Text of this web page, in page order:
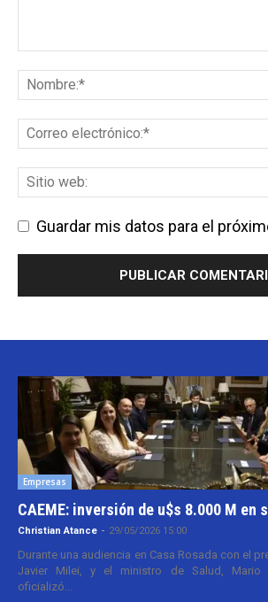
Guardar mis datos para el
Empresas
CAEME: inversión de u$s 8.000 M en
Christian Atance - 29/05/2026 15:00
Durante una audiencia en Casa Rosada con el
Javier Milei, y el ministro de Salud, Mario
oficializó...